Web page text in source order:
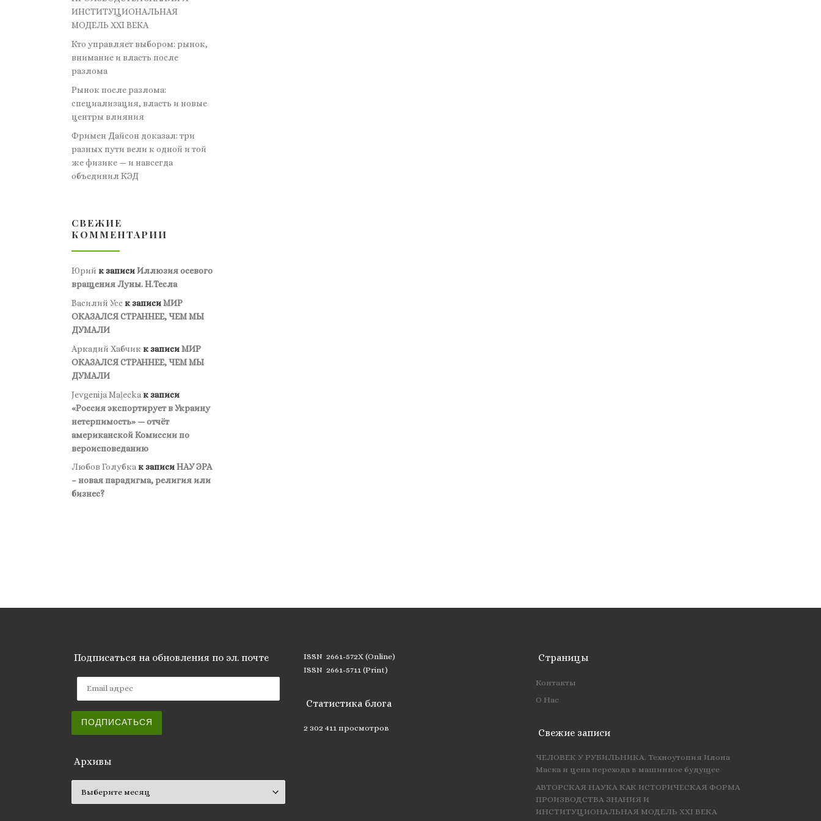
ИНСТИТУЦИОНАЛЬНАЯ
МОДЕЛЬ XXI ВЕКА
Кто управляет выбором: рынок,
внимание и власть после
разлома
Рынок после разлома:
специализация, власть и новые
центры влияния
Фримен Дайсон доказал: три
разных пути вели к одной и той
же физике — и навсегда
объединил КЭД
СВЕЖИЕ
КОММЕНТАРИИ
Юрий к записиИллюзия осевого
вращения Луны. Н.Тесла
Василий Усс к записиМИР
ОКАЗАЛСЯ СТРАННЕЕ, ЧЕМ МЫ
ДУМАЛИ
Аркадий Хабчик к записиМИР
ОКАЗАЛСЯ СТРАННЕЕ, ЧЕМ МЫ
ДУМАЛИ
Jevgenija Maļecka к записи
«Россия экспортирует в Украину
нетерпимость» — отчёт
американской Комиссии по
вероисповеданию
Любов Голубкак записиНАУ ЭРА
– новая парадигма, религия или
бизнес?
Подписаться на обновления по эл. почте
ПОДПИСАТЬСЯ
Архивы
ISSN 2661-572X (Online)
ISSN 2661-5711 (Print)
Статистика блога
2 302 411 просмотров
Страницы
Контакты
О Нас
Свежие записи
ЧЕЛОВЕК У РУБИЛЬНИКА. Техноутопия Илона
Маска и цена перехода в машинное будущее
АВТОРСКАЯ НАУКА КАК ИСТОРИЧЕСКАЯ ФОРМА
ПРОИЗВОДСТВА ЗНАНИЯ И
ИНСТИТУЦИОНАЛЬНАЯ МОДЕЛЬ XXI ВЕКА